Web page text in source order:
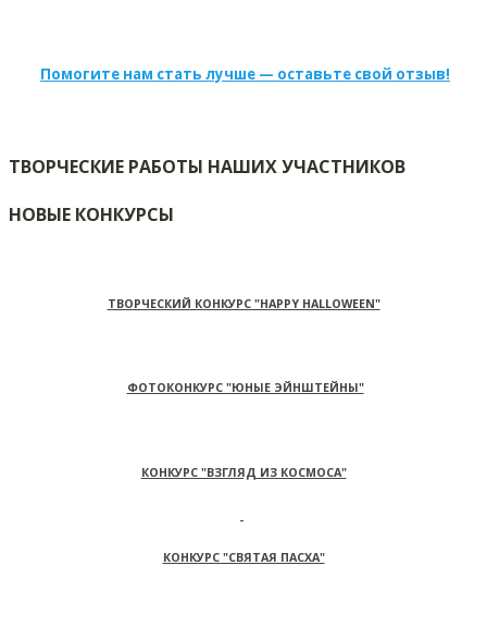
Помогите нам стать лучше — оставьте свой отзыв!
ТВОРЧЕСКИЕ РАБОТЫ НАШИХ УЧАСТНИКОВ
НОВЫЕ КОНКУРСЫ
ТВОРЧЕСКИЙ КОНКУРС "HAPPY HALLOWEEN"
ФОТОКОНКУРС "ЮНЫЕ ЭЙНШТЕЙНЫ"
КОНКУРС "ВЗГЛЯД ИЗ КОСМОСА"
КОНКУРС "СВЯТАЯ ПАСХА"